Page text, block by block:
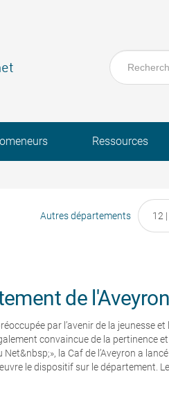
Ressources
Autres départements
de l'Aveyron
par l’avenir de la jeunesse
convaincue de la pertinence
la Caf de l’Aveyron a
le dispositif sur le département.